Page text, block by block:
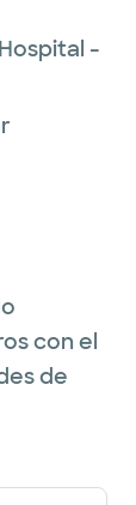
-
con el
de